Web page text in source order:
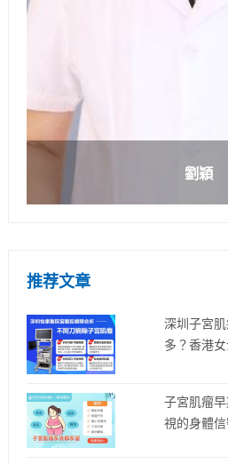
劉穎
推荐文章
深圳子宮
多？香港
子宮肌瘤
視的身體